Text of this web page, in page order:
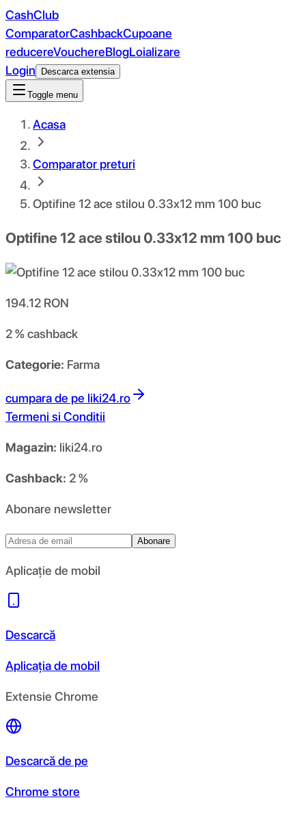
CashClub
ComparatorCashbackCupoane
reducereVouchereBlogLoializare
Login
Descarca extensia
Toggle menu
Acasa
Comparator preturi
Optifine 12 ace stilou 0.33x12 mm 100 buc
Optifine 12 ace stilou 0.33x12 mm 100 buc
194.12 RON
2 %cashback
Categorie: Farma
cumpara de pe liki24.ro
Termeni si Conditii
Magazin: liki24.ro
Cashback: 2 %
Abonare newsletter
Abonare
Aplicație de mobil
Descarcă
Aplicația de mobil
Extensie Chrome
Descarcă de pe
Chrome store